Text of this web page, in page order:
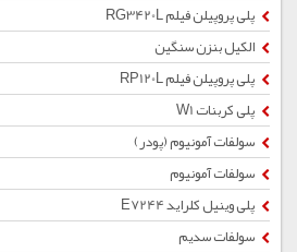
پلی پروپیلن فیلم RG3420L
الکیل بنزن سنگین
پلی پروپیلن فیلم RP120L
پلی کربنات W1
سولفات آمونیوم (پودر)
سولفات آمونیوم
پلی وینیل کلراید E7244
سولفات سدیم